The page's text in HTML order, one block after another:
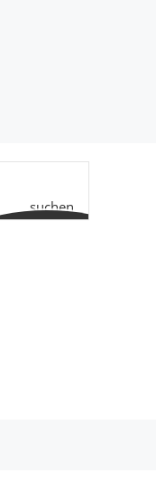
suchen